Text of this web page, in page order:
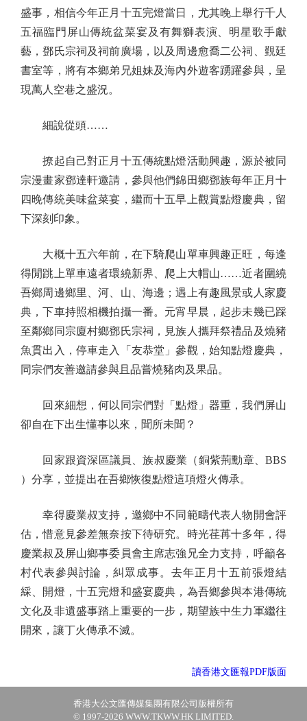
盛事，相信今年正月十五完燈當日，尤其晚上舉行千人
五福臨門屏山傳統盆菜宴及有舞獅表演、明星歌手獻
藝，鄧氏宗祠及祠前廣場，以及周邊愈喬二公祠、覲廷
書室等，將有本鄉弟兄姐妹及海內外遊客踴躍參與，呈
現萬人空巷之盛況。
細說從頭……
撩起自己對正月十五傳統點燈活動興趣，源於被同
宗漫畫家鄧達軒邀請，參與他們錦田鄉鄧族每年正月十
四晚傳統美味盆菜宴，繼而十五早上觀賞點燈慶典，留
下深刻印象。
大概十五六年前，在下騎爬山單車興趣正旺，每逢
得閒跳上單車遠者環繞新界、爬上大帽山……近者圍繞
吾鄉周邊鄉里、河、山、海邊；遇上有趣風景或人家慶
典，下車持照相機拍攝一番。元宵早晨，起步未幾已踩
至鄰鄉同宗廈村鄉鄧氏宗祠，見族人攜拜祭禮品及燒豬
魚貫出入，停車走入「友恭堂」參觀，始知點燈慶典，
同宗們友善邀請參與且品嘗燒豬肉及果品。
回來細想，何以同宗們對「點燈」器重，我們屏山
卻自在下出生懂事以來，聞所未聞？
回家跟資深區議員、族叔慶業（銅紫荊勳章、BBS
）分享，並提出在吾鄉恢復點燈這項燈火傳承。
幸得慶業叔支持，邀鄉中不同範疇代表人物開會評
估，惜意見參差無奈按下待研究。時光荏苒十多年，得
慶業叔及屏山鄉事委員會主席志強兄全力支持，呼籲各
村代表參與討論，糾眾成事。去年正月十五前張燈結
綵、開燈，十五完燈和盛宴慶典，為吾鄉參與本港傳統
文化及非遺盛事踏上重要的一步，期望族中生力軍繼往
開來，讓丁火傳承不滅。
讀香港文匯報PDF版面
香港大公文匯傳媒集團有限公司版權所有
© 1997-2026 WWW.TKWW.HK LIMITED.